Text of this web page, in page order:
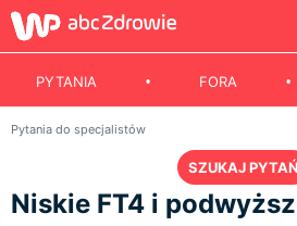
PYTANIA FORA
Pytania do specjalistów
SZUKAJ PYTAŃ
Niskie FT4 i